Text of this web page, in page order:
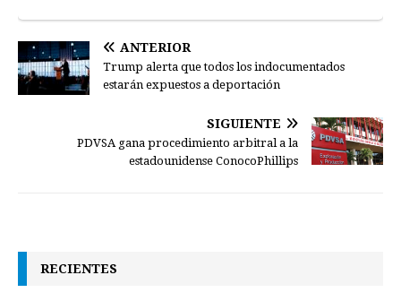
ANTERIOR
Trump alerta que todos los indocumentados
estarán expuestos a deportación
SIGUIENTE
PDVSA gana procedimiento arbitral a la
estadounidense ConocoPhillips
RECIENTES